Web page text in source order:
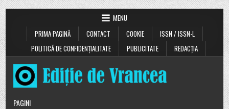
MENU
PRIMA PAGINĂ
CONTACT COOKIE
ISSN / ISSN-L
POLITICĂ DE CONFIDENȚIALITATE
PUBLICITATE REDACȚIA
PAGINI